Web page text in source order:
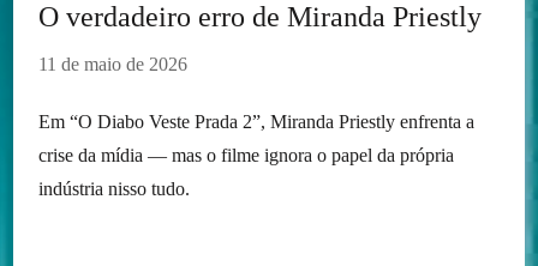
O verdadeiro erro de Miranda Priestly
11 de maio de 2026
Em “O Diabo Veste Prada 2”, Miranda Priestly enfrenta a
crise da mídia — mas o filme ignora o papel da própria
indústria nisso tudo.